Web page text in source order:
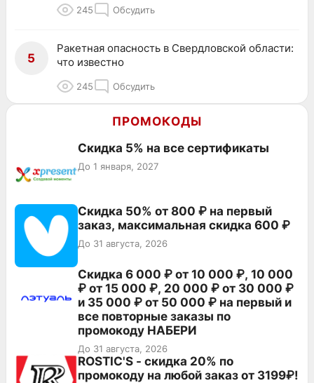
245 Обсудить
5
Ракетная опасность в Свердловской области:
что известно
245 Обсудить
ПРОМОКОДЫ
Скидка 5% на все сертификаты
До 1 января, 2027
Скидка 50% от 800 ₽ на первый
заказ, максимальная скидка 600 ₽
До 31 августа, 2026
Скидка 6 000 ₽ от 10 000 ₽, 10 000
₽ от 15 000 ₽, 20 000 ₽ от 30 000 ₽
и 35 000 ₽ от 50 000 ₽ на первый и
все повторные заказы по
промокоду НАБЕРИ
До 31 августа, 2026
ROSTIC'S - скидка 20% по
промокоду на любой заказ от 3199₽!